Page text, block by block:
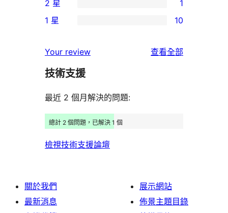
星
使
者
論
4
星
用
者
論
個
3
使
用
評
論
個
星
使
者
評
論
2 星 1
10
1
星
用
者
論
1 星 10
Your review 查看全部
技術支援
最近 2 個月解決的問題:
總計 2 個問題，已解決 1 個
檢視技術支援論壇
關於我們
最新消息
展示網站
佈景主題目錄